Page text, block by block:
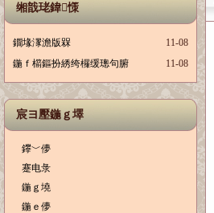
缃戠珯鍏憡
11-08
鐗堟潈澹版槑
11-08
鍦ｆ櫤鏂扮綉绔欏缓璁句腑
宸ヨ壓鍦ｇ墿
鑻﹀儚
蹇电彔
鍦ｇ墝
鍦ｅ儚